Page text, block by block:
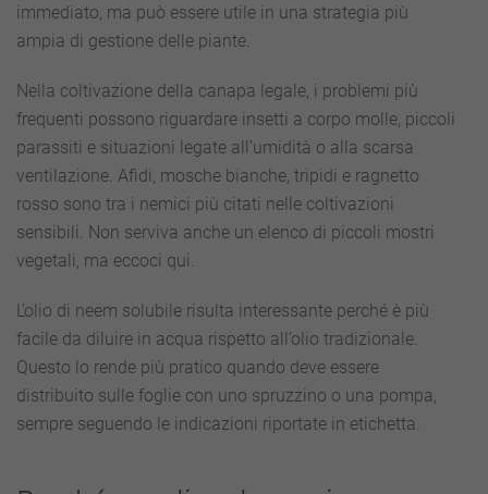
immediato, ma può essere utile in una strategia più
ampia di gestione delle piante.
Nella coltivazione della canapa legale, i problemi più
frequenti possono riguardare insetti a corpo molle, piccoli
parassiti e situazioni legate all’umidità o alla scarsa
ventilazione. Afidi, mosche bianche, tripidi e ragnetto
rosso sono tra i nemici più citati nelle coltivazioni
sensibili. Non serviva anche un elenco di piccoli mostri
vegetali, ma eccoci qui.
L’olio di neem solubile risulta interessante perché è più
facile da diluire in acqua rispetto all’olio tradizionale.
Questo lo rende più pratico quando deve essere
distribuito sulle foglie con uno spruzzino o una pompa,
sempre seguendo le indicazioni riportate in etichetta.